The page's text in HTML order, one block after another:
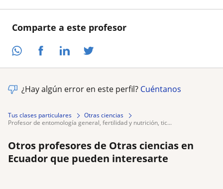
Comparte a este profesor
¿Hay algún error en este perfil? Cuéntanos
Tus clases particulares
Otras ciencias
profesor de entomología general, fertilidad y nutrición, tic...
Otros profesores de Otras ciencias en
Ecuador que pueden interesarte